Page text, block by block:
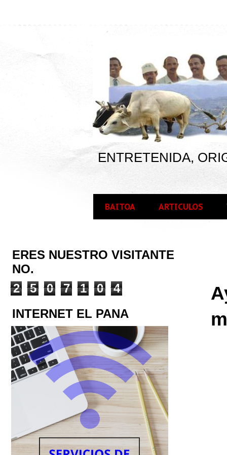
ENTRETENIDA,
BAITOA ARTICULOS
ERES NUESTRO VISITANTE
NO.
2
5 0 7 1 0
4
INTERNET EL PANA